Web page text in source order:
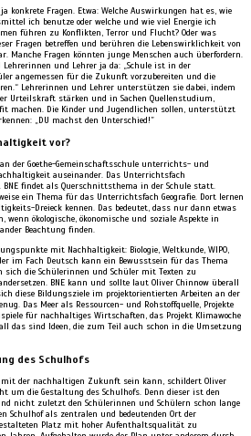
konkrete Fragen. Etwa: Welche Auswirkungen hat es, wie
ich benutze oder welche und wie viel Energie ich
führen zu Konflikten, Terror und Flucht? Oder was
Fragen betreffen und berühren die Lebenswirklichkeit von
Manche Fragen könnten junge Menschen auch überfordern.
Lehrerinnen und Lehrer ja da: „Schule ist in der
angemessen für die Zukunft vorzubereiten und die
Lehrerinnen und Lehrer unterstützen sie dabei, indem
Urteilskraft stärken und in Sachen Quellenstudium,
machen. Die Kinder und Jugendlichen sollen, unterstützt
„DU machst den Unterschied!”
vor?
der Goethe-Gemeinschaftsschule unterrichts- und
auseinander. Das Unterrichtsfach
findet als Querschnittsthema in der Schule statt.
ein Thema für das Unterrichtsfach Geografie. Dort lernen
Dreieck kennen. Das bedeutet, dass nur dann etwas
ökologische, ökonomische und soziale Aspekte in
Beachtung finden.
mit Nachhaltigkeit: Biologie, Weltkunde, WIPO,
im Fach Deutsch kann ein Bewusstsein für das Thema
sich die Schülerinnen und Schüler mit Texten zu
BNE kann und sollte laut Oliver Chinnow überall
diese Bildungsziele im projektorientierten Arbeiten an der
Das Meer als Ressourcen- und Rohstoffquelle, Projekte
für nachhaltiges Wirtschaften, das Projekt Klimawoche
das sind Ideen, die zum Teil auch schon in die Umsetzung
des Schulhofs
mit der nachhaltigen Zukunft sein kann, schildert Oliver
um die Gestaltung des Schulhofs. Denn dieser ist den
nicht zuletzt den Schülerinnen und Schülern schon lange
Schulhof als zentralen und bedeutenden Ort der
Platz mit hoher Aufenthaltsqualität zu